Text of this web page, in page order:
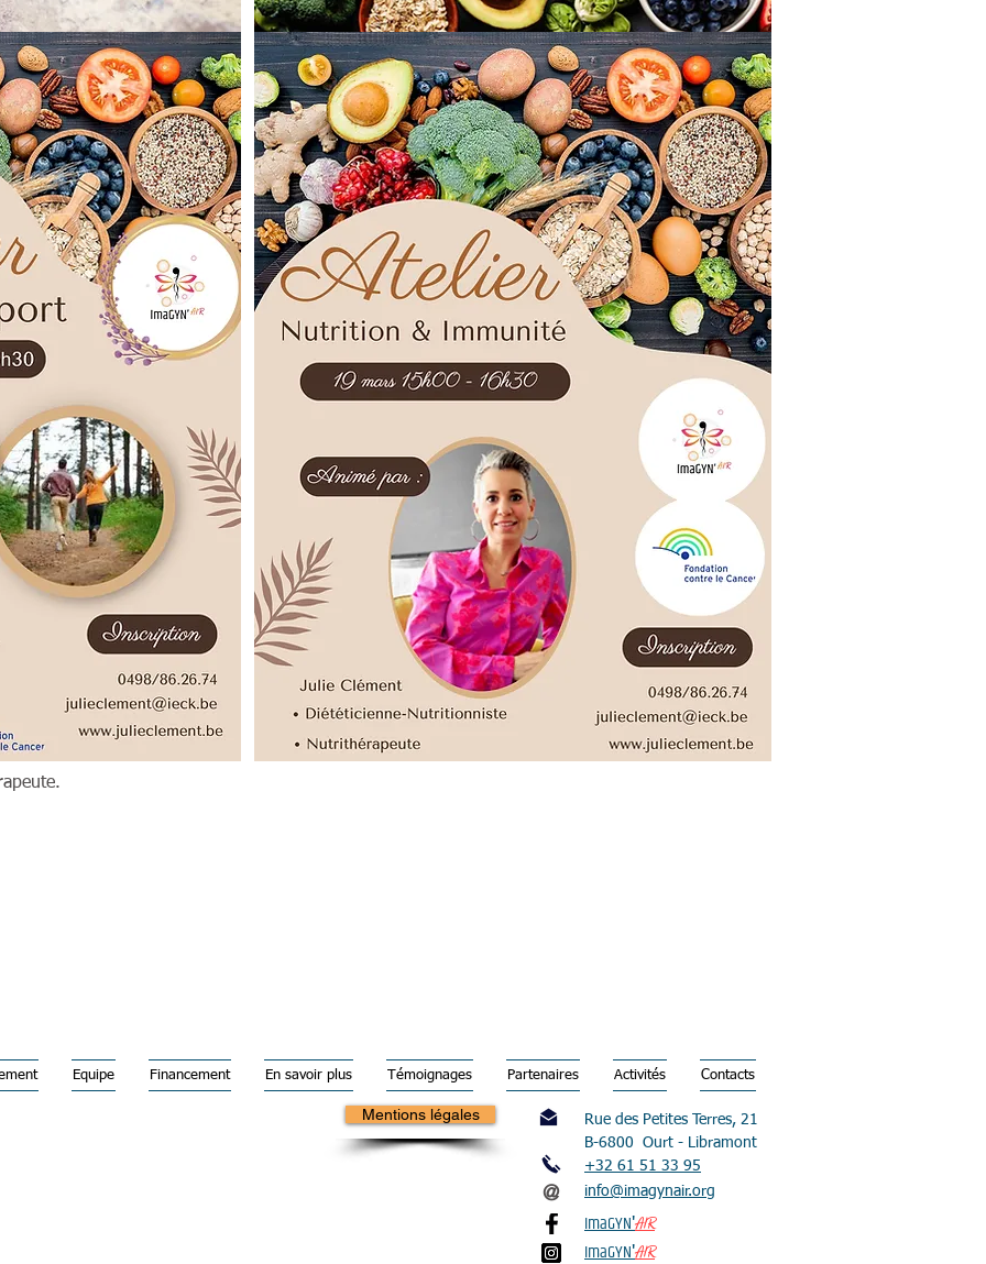
Equipe Financement En savoir plus Témoignages Partenaires Activités Contacts
Mentions légales
@
Rue des Petites Terres, 21
B-6800 Ourt - Libramont
+32 61 51 33 95
info@imagynair.org
ImaGYN'AIR
ImaGYN'AIR